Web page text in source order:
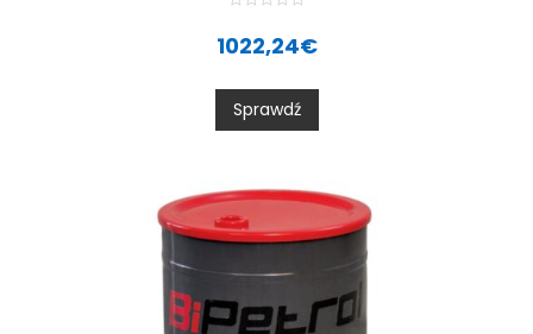
t
0
o
t
1022,24€
Sprawdź